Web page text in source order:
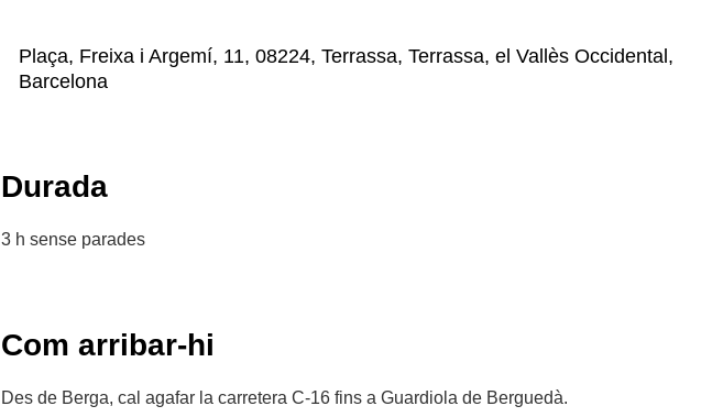
Plaça, Freixa i Argemí, 11, 08224, Terrassa, Terrassa, el Vallès Occidental,
Barcelona
Durada
3 h sense parades
Com arribar-hi
Des de Berga, cal agafar la carretera C-16 fins a Guardiola de Berguedà.